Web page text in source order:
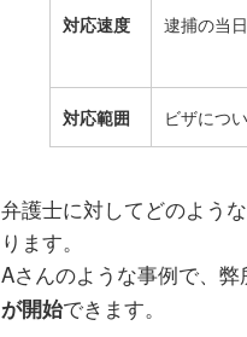
対応速度 逮捕の当
対応範囲 ビザにつ
弁護士に対してどのよう
ります。
Aさんのような事例で、弊
が開始できます。